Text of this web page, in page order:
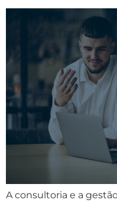
A consultoria e a